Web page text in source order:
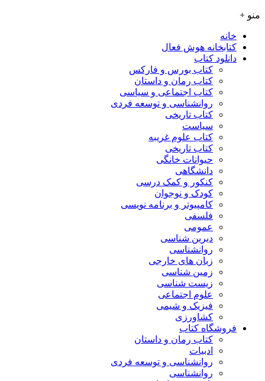
منو +
خانه
کتابخانه هوش فعال
دانلود کتاب
کتاب بورس و فارکس
کتاب رمان و داستان
کتاب اجتماعی و سیاسی
روانشناسی و توسعه فردی
کتاب تاریخی
سیاست
کتاب علوم غریبه
کتاب تاریخی
حیوانات خانگی
دانشگاهی
کنکور و کمک‌ درسی
کودک و نوجوان
کامپیوتر و برنامه نویسی
فلسفی
عمومی
دیرین شناسی
روانشناسی
زبان های خارجی
زمین شناسی
زیست شناسی
علوم اجتماعی
فیزیک و شیمی
کشاورزی
فروشگاه کتاب
کتاب رمان و داستان
ادبیات
روانشناسی و توسعه فردی
روانشناسی